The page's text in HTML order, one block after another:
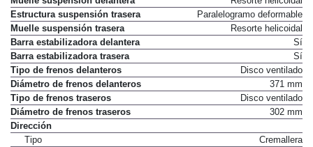
Estructura suspensión trasera
Paralelogramo deformable
Muelle suspensión trasera
Resorte helicoidal
Barra estabilizadora delantera
Sí
Barra estabilizadora trasera
Sí
Tipo de frenos delanteros
Disco ventilado
Diámetro de frenos delanteros
371 mm
Tipo de frenos traseros
Disco ventilado
Diámetro de frenos traseros
302 mm
Dirección
Tipo
Cremallera